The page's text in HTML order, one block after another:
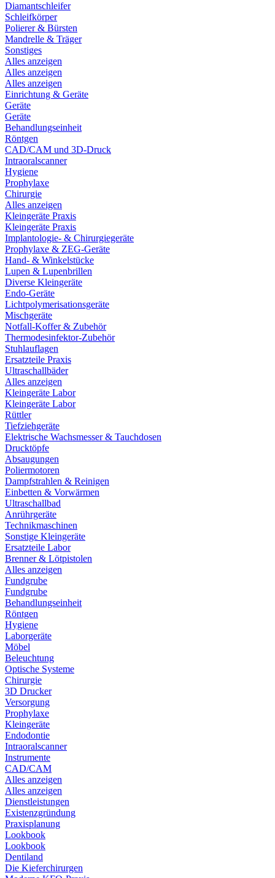
Diamantschleifer
Schleifkörper
Polierer & Bürsten
Mandrelle & Träger
Sonstiges
Alles anzeigen
Alles anzeigen
Alles anzeigen
Einrichtung & Geräte
Geräte
Geräte
Behandlungseinheit
Röntgen
CAD/CAM und 3D-Druck
Intraoralscanner
Hygiene
Prophylaxe
Chirurgie
Alles anzeigen
Kleingeräte Praxis
Kleingeräte Praxis
Implantologie- & Chirurgiegeräte
Prophylaxe & ZEG-Geräte
Hand- & Winkelstücke
Lupen & Lupenbrillen
Diverse Kleingeräte
Endo-Geräte
Lichtpolymerisationsgeräte
Mischgeräte
Notfall-Koffer & Zubehör
Thermodesinfektor-Zubehör
Stuhlauflagen
Ersatzteile Praxis
Ultraschallbäder
Alles anzeigen
Kleingeräte Labor
Kleingeräte Labor
Rüttler
Tiefziehgeräte
Elektrische Wachsmesser & Tauchdosen
Drucktöpfe
Absaugungen
Poliermotoren
Dampfstrahlen & Reinigen
Einbetten & Vorwärmen
Ultraschallbad
Anrührgeräte
Technikmaschinen
Sonstige Kleingeräte
Ersatzteile Labor
Brenner & Lötpistolen
Alles anzeigen
Fundgrube
Fundgrube
Behandlungseinheit
Röntgen
Hygiene
Laborgeräte
Möbel
Beleuchtung
Optische Systeme
Chirurgie
3D Drucker
Versorgung
Prophylaxe
Kleingeräte
Endodontie
Intraoralscanner
Instrumente
CAD/CAM
Alles anzeigen
Alles anzeigen
Dienstleistungen
Existenzgründung
Praxisplanung
Lookbook
Lookbook
Dentiland
Die Kieferchirurgen